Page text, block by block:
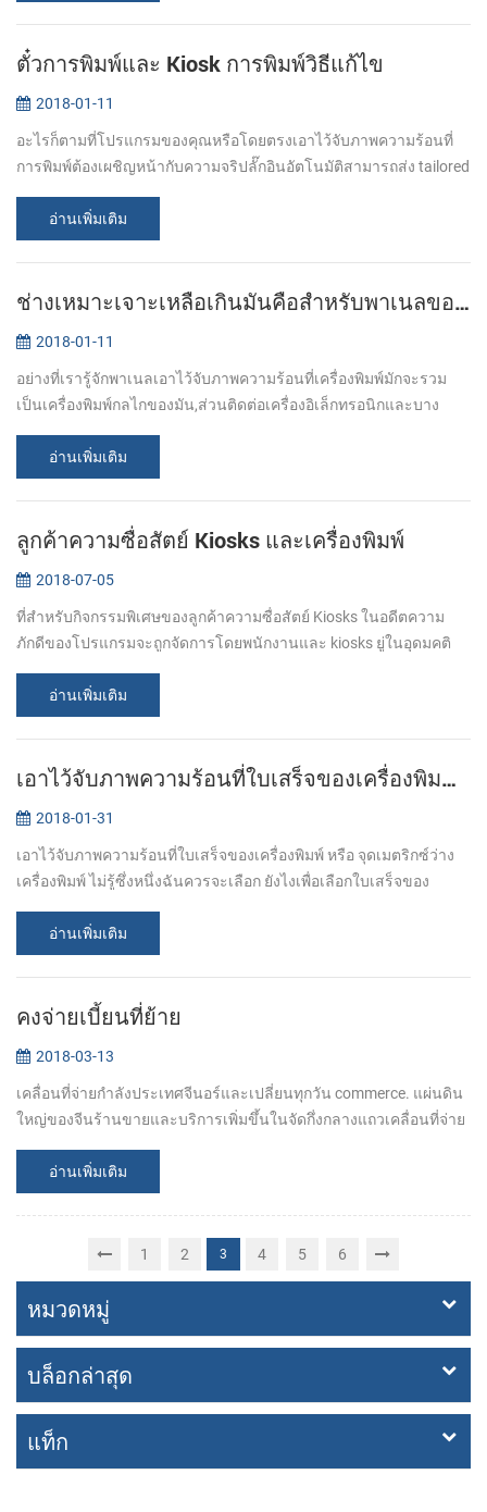
ตั๋วการพิมพ์และ Kiosk การพิมพ์วิธีแก้ไข
2018-01-11
อะไรก็ตามที่โปรแกรมของคุณหรือโดยตรงเอาไว้จับภาพความร้อนที่
การพิมพ์ต้องเผชิญหน้ากับความจริปลั๊กอินอัตโนมัติสามารถส่ง tailored
ต้องสนามบินกพิพิ...
อ่านเพิ่มเติม
ช่างเหมาะเจาะเหลือเกินมันคือสำหรับพาเนลของเครื่องพิมพ์กับอัตโนมัติคัตเตอ!
2018-01-11
อย่างที่เรารู้จักพาเนลเอาไว้จับภาพความร้อนที่เครื่องพิมพ์มักจะรวม
เป็นเครื่องพิมพ์กลไกของมัน,ส่วนติดต่อเครื่องอิเล็กทรอนิกและบาง
พิมพ์แตกต่าง...
อ่านเพิ่มเติม
ลูกค้าความซื่อสัตย์ Kiosks และเครื่องพิมพ์
2018-07-05
ที่สำหรับกิจกรรมพิเศษของลูกค้าความซื่อสัตย์ Kiosks ในอดีตความ
ภักดีของโปรแกรมจะถูกจัดการโดยพนักงานและ kiosks ยู่ในอุดมคติ
operators สามารถเตรียมท...
อ่านเพิ่มเติม
เอาไว้จับภาพความร้อนที่ใบเสร็จของเครื่องพิมพ์หรือจุดเมตริกซ์ว่างเครื่องพิมพ์
2018-01-31
เอาไว้จับภาพความร้อนที่ใบเสร็จของเครื่องพิมพ์ หรือ จุดเมตริกซ์ว่าง
เครื่องพิมพ์ ไม่รู้ซึ่งหนึ่งฉันควรจะเลือก ยังไงเพื่อเลือกใบเสร็จของ
อ่านเพิ่มเติม
คงจ่ายเบี้ยนที่ย้าย
2018-03-13
เคลื่อนที่จ่ายกำลังประเทศจีนอร์และเปลี่ยนทุกวัน commerce. แผ่นดิน
ใหญ่ของจีนร้านขายและบริการเพิ่มขึ้นในจัดกึ่งกลางแถวเคลื่อนที่จ่าย
ทานข้า...อ่านเพิ่มเติม
1 2 3 4 5 6
หมวดหมู่
บล็อกล่าสุด
แท็ก